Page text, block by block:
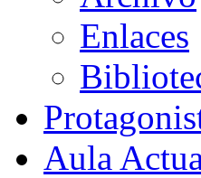
Enlaces
Aula